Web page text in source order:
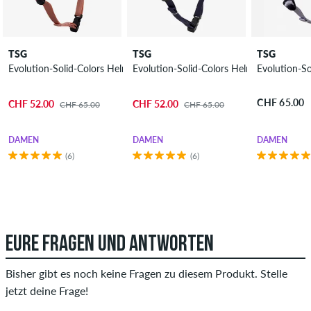
TSG
Evolution-Solid-Colors Helm Damen
CHF 52.00 CHF 65.00
DAMEN
(6)
TSG
Evolution-Solid-Colors Helm Damen
CHF 52.00 CHF 65.00
DAMEN
(6)
TSG
CHF 65.00
DAMEN
EURE FRAGEN UND ANTWORTEN
Bisher gibt es noch keine Fragen zu diesem Produkt. Stelle
jetzt deine Frage!